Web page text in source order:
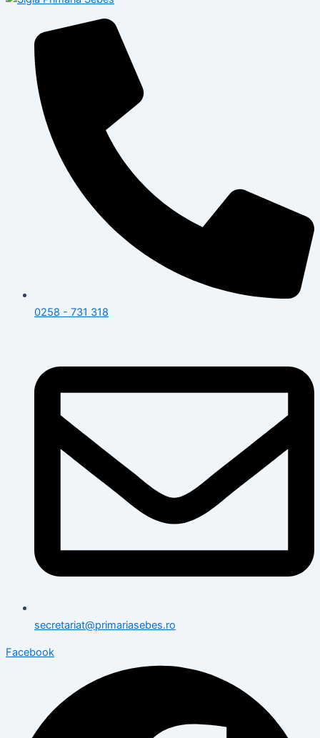
0258 - 731 318
secretariat@primariasebes.ro
Facebook